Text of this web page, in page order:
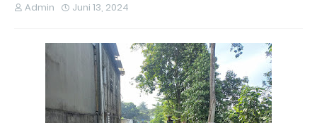
Admin Juni 13, 2024